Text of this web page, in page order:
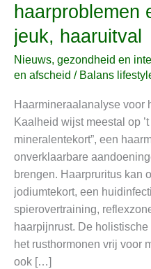
haarproblemen
jeuk, haaruitval
Nieuws, gezondheid en
en afscheid / Balans
Haarmineraalanalyse voor
Kaalheid wijst meestal op
mineralentekort”, een
onverklaarbare
brengen. Haarpruritus kan
jodiumtekort, een
spierovertraining,
haarpijnrust. De
het rusthormonen vrij voor
ook […]
voor
haarproblemen
en
kaalheid,
jeuk,
haaruitval